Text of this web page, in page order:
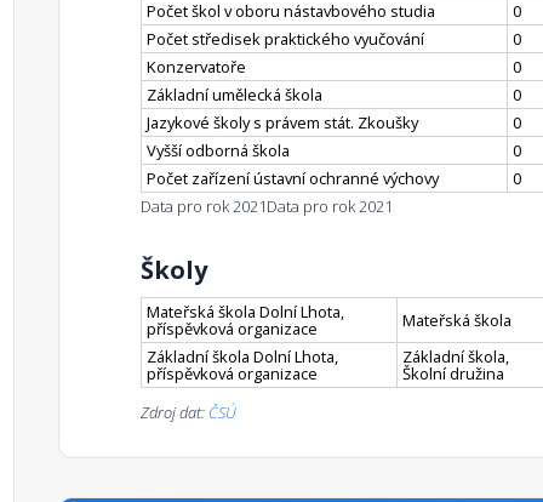
Počet škol v oboru nástavbového studia
0
Počet středisek praktického vyučování
0
Konzervatoře
0
Základní umělecká škola
0
Jazykové školy s právem stát. Zkoušky
0
Vyšší odborná škola
0
Počet zařízení ústavní ochranné výchovy
0
Data pro rok 2021Data pro rok 2021
Školy
Mateřská škola Dolní Lhota,
příspěvková organizace
Mateřská škola
Základní škola Dolní Lhota,
příspěvková organizace
Základní škola,
Školní družina
Zdroj dat: ČSÚ